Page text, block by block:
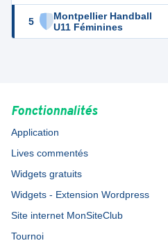
5
Montpellier Handball
U11 Féminines
8 8
Fonctionnalités
Application
Lives commentés
Widgets gratuits
Widgets - Extension Wordpress
Site internet MonSiteClub
Tournoi